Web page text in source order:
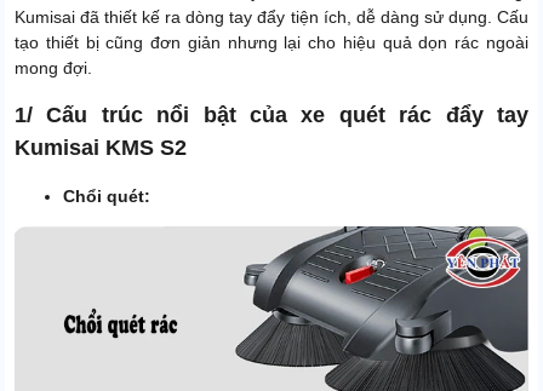
Kumisai đã thiết kế ra dòng tay đẩy tiện ích, dễ dàng sử dụng. Cấu
tạo thiết bị cũng đơn giản nhưng lại cho hiệu quả dọn rác ngoài
mong đợi.
1/ Cấu trúc nổi bật của xe quét rác đẩy tay
Kumisai KMS S2
Chổi quét: